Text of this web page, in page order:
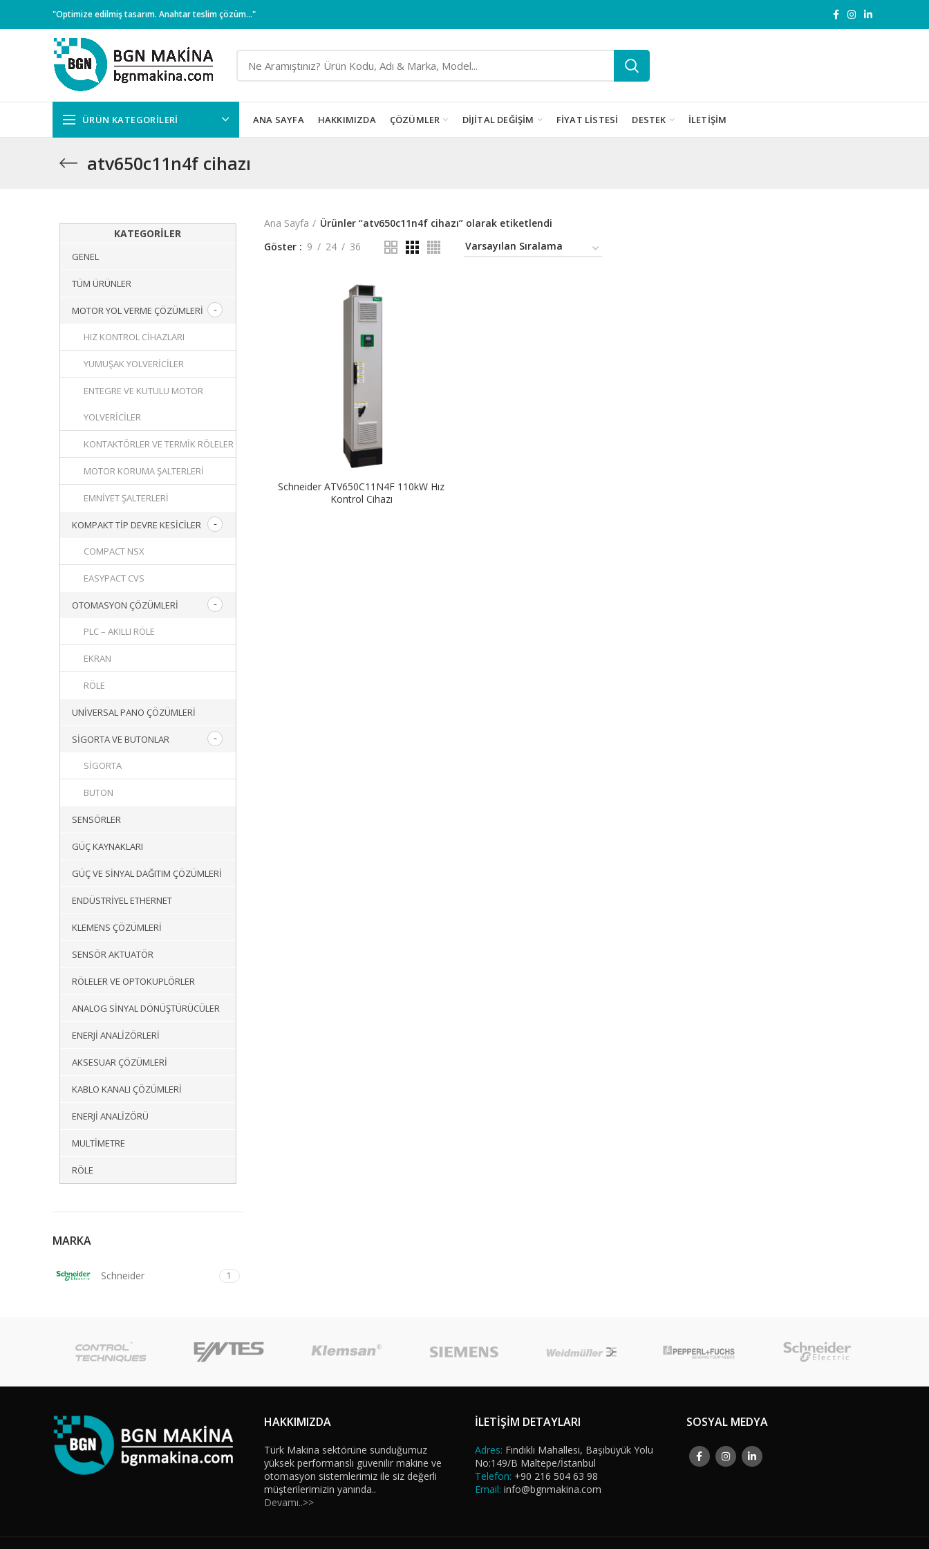
"Optimize edilmiş tasarım. Anahtar teslim çözüm..."
ÜRÜN KATEGORILERI ANA SAYFA HAKKIMIZDA ÇÖZÜMLER DIJITAL DEĞIŞIM FIYAT LISTESI DESTEK İLETIŞIM
atv650c11n4f cihazı
KATEGORILER
GENEL
TÜM ÜRÜNLER
MOTOR YOL VERME ÇÖZÜMLERI
HIZ KONTROL CIHAZLARI
YUMUŞAK YOLVERICILER
ENTEGRE VE KUTULU MOTOR
YOLVERICILER
KONTAKTÖRLER VE TERMIK RÖLELER
MOTOR KORUMA ŞALTERLERI
EMNIYET ŞALTERLERI
KOMPAKT TIP DEVRE KESICILER
COMPACT NSX
EASYPACT CVS
OTOMASYON ÇÖZÜMLERI
PLC – AKILLI RÖLE
EKRAN
RÖLE
UNIVERSAL PANO ÇÖZÜMLERI
SIGORTA VE BUTONLAR
SIGORTA
BUTON
SENSÖRLER
GÜÇ KAYNAKLARI
GÜÇ VE SINYAL DAĞITIM ÇÖZÜMLERI
ENDÜSTRIYEL ETHERNET
KLEMENS ÇÖZÜMLERI
SENSÖR AKTUATÖR
RÖLELER VE OPTOKUPLÖRLER
ANALOG SINYAL DÖNÜŞTÜRÜCÜLER
ENERJI ANALIZÖRLERI
AKSESUAR ÇÖZÜMLERI
KABLO KANALI ÇÖZÜMLERI
ENERJI ANALIZÖRÜ
MULTIMETRE
RÖLE
MARKA
Schneider 1
Ana Sayfa
Ürünler “atv650c11n4f cihazı” olarak etiketlendi
Göster
9 24 36
Schneider ATV650C11N4F 110kW Hız
Kontrol Cihazı
HAKKIMIZDA
Türk Makina sektörüne sunduğumuz
yüksek performanslı güvenilir makine ve
otomasyon sistemlerimiz ile siz değerli
müşterilerimizin yanında..
Devamı..>>
İLETİŞİM DETAYLARI
Adres: Fındıklı Mahallesi, Başıbüyük Yolu
No:149/B Maltepe/İstanbul
Telefon: +90 216 504 63 98
Email: info@bgnmakina.com
SOSYAL MEDYA